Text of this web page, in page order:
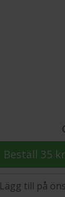
Beställ 35 kr
Lägg till på